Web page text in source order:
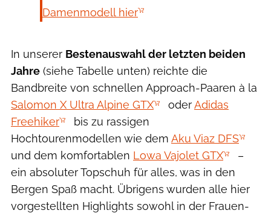
Damenmodell hier
In unserer Bestenauswahl der letzten beiden
Jahre (siehe Tabelle unten) reichte die
Bandbreite von schnellen Approach-Paaren à la
Salomon X Ultra Alpine GTX
oderAdidas
Freehiker
bis zu rassigen
Hochtourenmodellen wie dem Aku Viaz DFS
und dem komfortablen Lowa Vajolet GTX
–
ein absoluter Topschuh für alles, was in den
Bergen Spaß macht. Übrigens wurden alle hier
vorgestellten Highlights sowohl in der Frauen-